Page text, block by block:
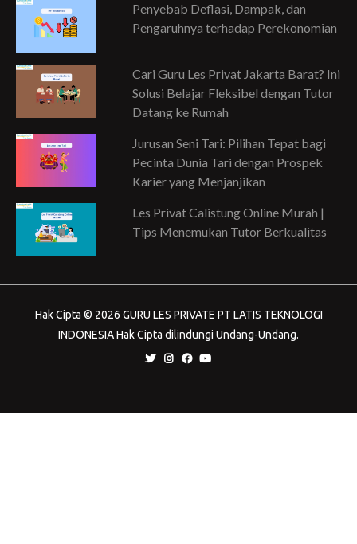
Penyebab Deflasi, Dampak, dan
Pengaruhnya terhadap Perekonomian
Cari Guru Les Privat Jakarta Barat? Ini
Solusi Belajar Fleksibel dengan Tutor
Datang ke Rumah
Jurusan Seni Tari: Pilihan Tepat bagi
Pecinta Dunia Tari dengan Prospek
Karier yang Menjanjikan
Les Privat Calistung Online Murah |
Tips Menemukan Tutor Berkualitas
Hak Cipta © 2026 GURU LES PRIVATE PT LATIS TEKNOLOGI
INDONESIA Hak Cipta dilindungi Undang-Undang.